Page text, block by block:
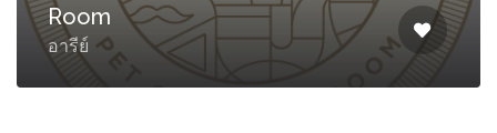
Room
อารีย์